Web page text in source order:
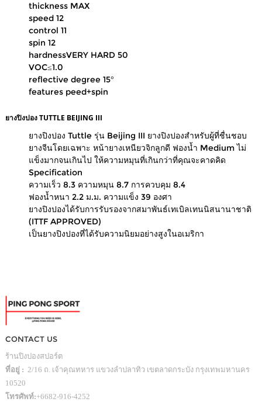
thickness MAX
speed 12
control 11
spin 12
hardnessVERY HARD 50
VOC≤1.0
reflective degree 15°
features peed+spin
ยางปิงปอง TUTTLE BEIJING III
ยางปิงปอง Tuttle รุ่น Beijing III ยางปิงปองสำหรับผู้ที่ชื่นชอบ
ยางจีนโดยเฉพาะ หน้ายางเหนียวจิกลูกดี ฟองน้ำ Medium ไม่
แข็งมากจนเกินไป ให้ความหมุนที่เกินกว่าที่คุณจะคาดคิด
Specification
ความเร็ว 8.3 ความหมุน 8.7 การควบคุม 8.4
ฟองน้ำหนา 2.2 ม.ม. ความแข็ง 39 องศา
ยางปิงปองได้รับการรับรองจากสมาพันธ์เทเบิลเทนนิสนานาชาติ
(ITTF APPROVED)
เป็นยางปิงปองที่ได้รับความนิยมอย่างสูงในอเมริกา
CONTACT US
ร้านปิงปองสปอร์ต
ที่อยู่ : 2/16 ถ. เจ้าคุณทหาร แขวงลำปลาทิว เขตลาดกระบัง กรุงเทพมหานคร
10520
โทรศัพท์:+6682-916-4252